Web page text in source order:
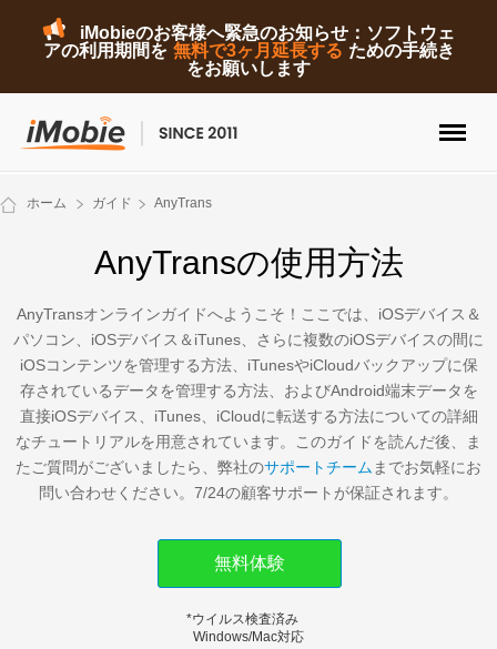
iMobieのお客様へ緊急のお知らせ：ソフトウェ
アの利用期間を 無料で3ヶ月延長する ための手続き
をお願いします
ロック解除&データ復元
データ転送
マルチメディア
便利ツール
ソリューション
ストア
ホーム ガイド AnyTrans
AnyTransの使用方法
AnyTransオンラインガイドへようこそ！ここでは、iOSデバイス＆
パソコン、iOSデバイス＆iTunes、さらに複数のiOSデバイスの間に
iOSコンテンツを管理する方法、iTunesやiCloudバックアップに保
存されているデータを管理する方法、およびAndroid端末データを
直接iOSデバイス、iTunes、iCloudに転送する方法についての詳細
なチュートリアルを用意されています。このガイドを読んだ後、ま
たご質問がございましたら、弊社のサポートチーム までお気軽にお
問い合わせください。7/24の顧客サポートが保証されます。
無料体験
*ウイルス検査済み
Windows/Mac対応